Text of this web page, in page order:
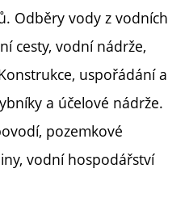
Odběry vody z vodních
cesty, vodní nádrže,
uspořádání a
a účelové nádrže.
pozemkové
vodní hospodářství